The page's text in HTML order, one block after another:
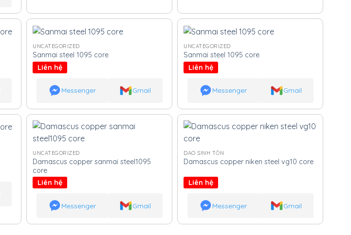
UNCATEGORIZED
Sanmai steel 1095 core
Liên hệ
Messenger Gmail
UNCATEGORIZED
Sanmai steel 1095 core
Liên hệ
Messenger Gmail
UNCATEGORIZED
Damascus copper sanmai steel1095
core
Liên hệ
Messenger Gmail
DAO SINH TỒN
Damascus copper niken steel vg10 core
Liên hệ
Messenger Gmail